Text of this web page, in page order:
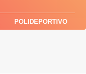
POLIDEPORTIVO